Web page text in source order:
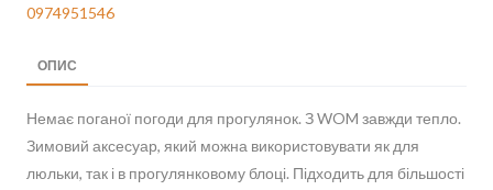
0974951546
ОПИС
Немає поганої погоди для прогулянок. З WOM завжди тепло.
Зимовий аксесуар, який можна використовувати як для
люльки, так і в прогулянковому блоці. Підходить для більшості